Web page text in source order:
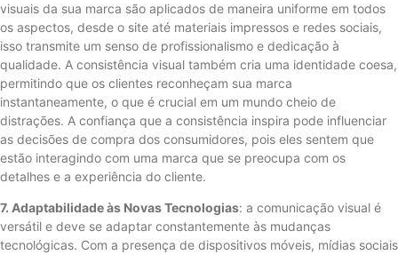
visuais da sua marca são aplicados de maneira uniforme em todos
os aspectos, desde o site até materiais impressos e redes sociais,
isso transmite um senso de profissionalismo e dedicação à
qualidade. A consistência visual também cria uma identidade coesa,
permitindo que os clientes reconheçam sua marca
instantaneamente, o que é crucial em um mundo cheio de
distrações. A confiança que a consistência inspira pode influenciar
as decisões de compra dos consumidores, pois eles sentem que
estão interagindo com uma marca que se preocupa com os
detalhes e a experiência do cliente.
7. Adaptabilidade às Novas Tecnologias: a comunicação visual é
versátil e deve se adaptar constantemente às mudanças
tecnológicas. Com a presença de dispositivos móveis, mídias sociais